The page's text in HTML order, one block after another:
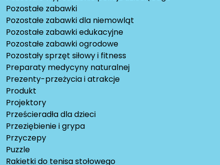
Pozostałe zabawki
Pozostałe zabawki dla niemowląt
Pozostałe zabawki edukacyjne
Pozostałe zabawki ogrodowe
Pozostały sprzęt siłowy i fitness
Preparaty medycyny naturalnej
Prezenty-przeżycia i atrakcje
Produkt
Projektory
Prześcieradła dla dzieci
Przeziębienie i grypa
Przyczepy
Puzzle
Rakietki do tenisa stołowego